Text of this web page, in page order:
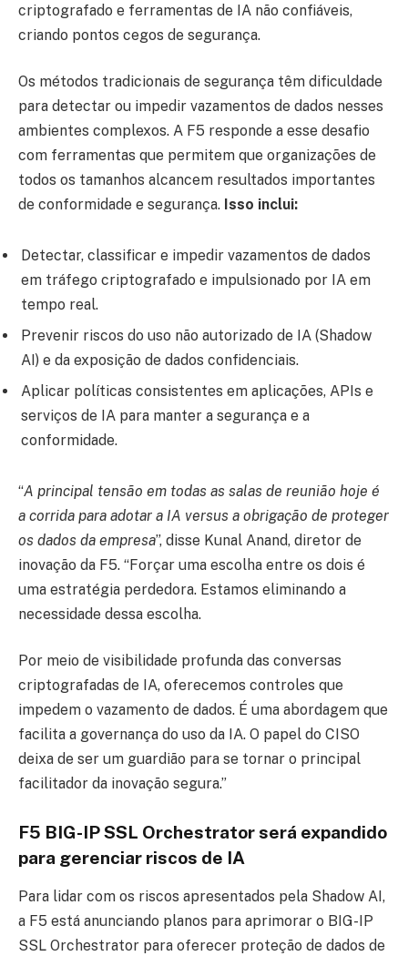
criptografado e ferramentas de IA não confiáveis,
criando pontos cegos de segurança.
Os métodos tradicionais de segurança têm dificuldade
para detectar ou impedir vazamentos de dados nesses
ambientes complexos. A F5 responde a esse desafio
com ferramentas que permitem que organizações de
todos os tamanhos alcancem resultados importantes
de conformidade e segurança. Isso inclui:
Detectar, classificar e impedir vazamentos de dados
em tráfego criptografado e impulsionado por IA em
tempo real.
Prevenir riscos do uso não autorizado de IA (Shadow
AI) e da exposição de dados confidenciais.
Aplicar políticas consistentes em aplicações, APIs e
serviços de IA para manter a segurança e a
conformidade.
“A principal tensão em todas as salas de reunião hoje é
a corrida para adotar a IA versus a obrigação de proteger
os dados da empresa”, disse Kunal Anand, diretor de
inovação da F5. “Forçar uma escolha entre os dois é
uma estratégia perdedora. Estamos eliminando a
necessidade dessa escolha.
Por meio de visibilidade profunda das conversas
criptografadas de IA, oferecemos controles que
impedem o vazamento de dados. É uma abordagem que
facilita a governança do uso da IA. O papel do CISO
deixa de ser um guardião para se tornar o principal
facilitador da inovação segura.”
F5 BIG-IP SSL Orchestrator será expandido
para gerenciar riscos de IA
Para lidar com os riscos apresentados pela Shadow AI,
a F5 está anunciando planos para aprimorar o BIG-IP
SSL Orchestrator para oferecer proteção de dados de